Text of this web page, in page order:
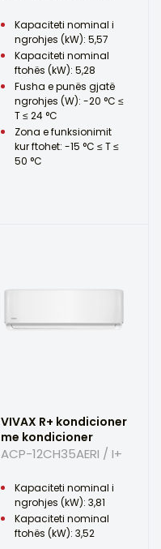
Kapaciteti nominal i
ngrohjes (kW): 5,57
Kapaciteti nominal
ftohës (kW): 5,28
Fusha e punës gjatë
ngrohjes (W): -20 °C ≤
T ≤ 24 °C
Zona e funksionimit
kur ftohet: -15 °C ≤ T ≤
50 °C
VIVAX R+ kondicioner
me kondicioner
ACP-12CH35AERI / I+
Kapaciteti nominal i
ngrohjes (kW): 3,81
Kapaciteti nominal
ftohës (kW): 3,52